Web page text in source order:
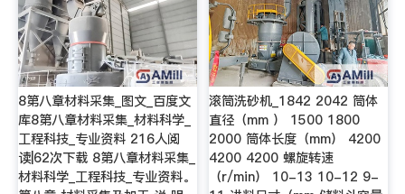
8第八章材料采集_图文_百度文
库8第八章材料采集_材料科学_
工程科技_专业资料 216人阅
读|62次下载 8第八章材料采集_
材料科学_工程科技_专业资料。
滚筒洗砂机_1842 2042 筒体
直径（mm ） 1500 1800
2000 筒体长度（mm） 4200
4200 4200 螺旋转速
（r/min） 10-13 10-12 9-